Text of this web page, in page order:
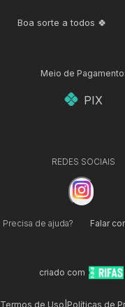
Boa sorte a todos 🍀
Meio de Pagamento:
PIX
REDES SOCIAIS
Precisa de ajuda? Falar
criado com
Termos de Uso Políticas de